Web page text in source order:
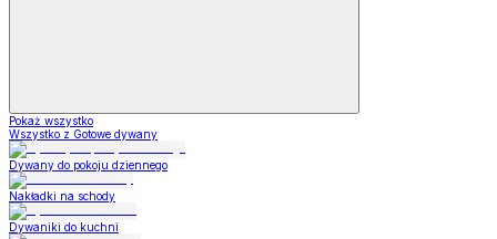
Pokaż wszystko
Wszystko z Gotowe dywany
Dywany do pokoju dziennego
Nakładki na schody
Dywaniki do kuchni